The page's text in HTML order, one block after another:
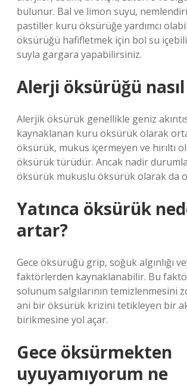
bulunur. Bal ve limon suyu,
pastiller kuru öksürüğe yardımcı
öksürüğü hafifletmek için bol su
suyla gargara yapabilirsiniz.
Alerji öksürüğü
Alerjik öksürük genellikle geniz
kaynaklanan kuru öksürük olarak
öksürük, mukus içermeyen ve hırıltı
öksürük türüdür. Ancak nadir
öksürük mukuslu öksürük olarak da
Yatınca öksürük
artar?
Gece öksürüğü grip, soğuk algınlığı
faktörlerden kaynaklanabilir. Bu
solunum salgılarının temizlenmesini
ani bir öksürük krizini tetikleyen bir
birikmesine yol açar.
Gece öksürmekten
uyuyamıyorum ne